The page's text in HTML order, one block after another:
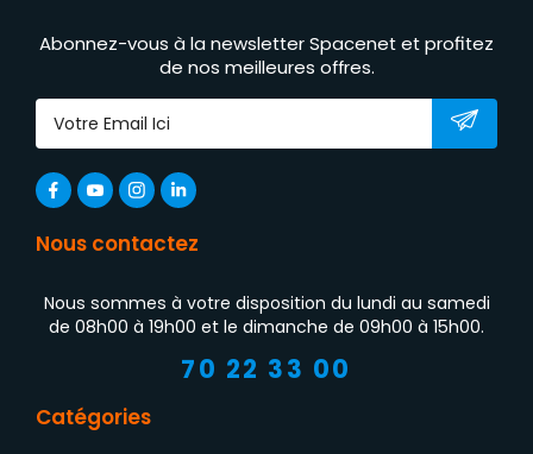
Abonnez-vous à la newsletter Spacenet et profitez
de nos meilleures offres.
Nous contactez
Nous sommes à votre disposition du lundi au samedi
de 08h00 à 19h00 et le dimanche de 09h00 à 15h00.
70 22 33 00
Catégories